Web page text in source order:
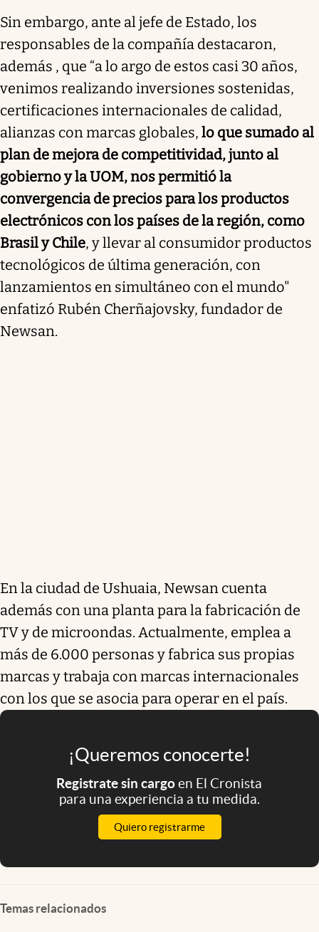
Sin embargo, ante al jefe de Estado, los
responsables de la compañía destacaron,
además , que “a lo argo de estos casi 30 años,
venimos realizando inversiones sostenidas,
certificaciones internacionales de calidad,
alianzas con marcas globales, lo que sumado al
plan de mejora de competitividad, junto al
gobierno y la UOM, nos permitió la
convergencia de precios para los productos
electrónicos con los países de la región, como
Brasil y Chile, y llevar al consumidor productos
tecnológicos de última generación, con
lanzamientos en simultáneo con el mundo"
enfatizó Rubén Cherñajovsky, fundador de
Newsan.
En la ciudad de Ushuaia, Newsan cuenta
además con una planta para la fabricación de
TV y de microondas. Actualmente, emplea a
más de 6.000 personas y fabrica sus propias
marcas y trabaja con marcas internacionales
con los que se asocia para operar en el país.
¡Queremos conocerte!
Registrate sin cargoen El Cronista
para una experiencia a tu medida.
Quiero registrarme
Temas relacionados